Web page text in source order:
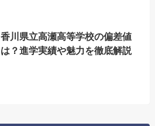
香川県立高瀬高等学校の偏差値
は？進学実績や魅力を徹底解説